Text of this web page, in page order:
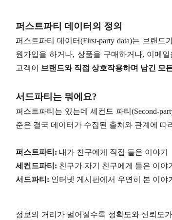
퍼스트파티 데이터의 정의
퍼스트파티 데이터(First-party data)는 브랜드
원가입을 하거나, 상품을 구매하거나, 이메
고객이 브랜드와 직접 상호작용하며 남긴 모
서드파티는 뭐에요?
퍼스트파티는 있는데 세컨드 파티(Second-
준은 결국 데이터가 수집된 출처와 관계에
퍼스트파티: 내가 친구에게 직접 들은 이야기
세컨드파티: 친구가 자기 친구에게 들은 이야
서드파티: 인터넷 게시판에서 우연히 본 이야기
정보의 거리가 멀어질수록 정확도와 신뢰도